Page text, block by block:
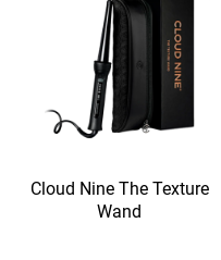
Cloud Nine The Texture
Wand